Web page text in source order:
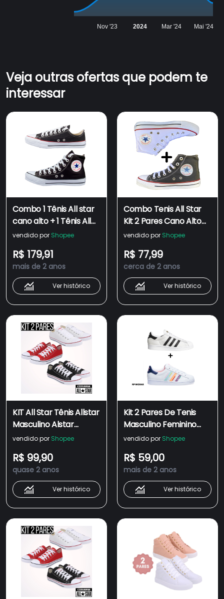
Nov '23 2024 Mar '24 Mai '24
Veja outras ofertas que podem te
interessar
Combo 1 Tênis All star
cano alto + 1 Tênis All
star convencional (kit 2
vendido por Shopee
R$ 179,91
mais de 2 anos
Ver histórico
Combo Tenis All Star
Kit 2 Pares Cano Alto
Botinha Feminino
vendido por Shopee
R$ 77,99
cerca de 2 anos
Ver histórico
KIT All Star Tênis Allstar
Masculino Alstar
Converse Feminino
Tenil Alstars Preto
Cano Baixo Altars
Promoção
vendido por Shopee
R$ 99,90
quase 2 anos
Ver histórico
Kit 2 Pares De Tenis
Masculino Feminino
(((SUPER STAR)))
vendido por Shopee
R$ 59,00
mais de 2 anos
Ver histórico